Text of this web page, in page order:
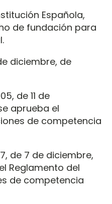
Española,
de fundación para
diciembre, de
de 11 de
aprueba el
de competencia
de 7 de diciembre,
Reglamento del
de competencia